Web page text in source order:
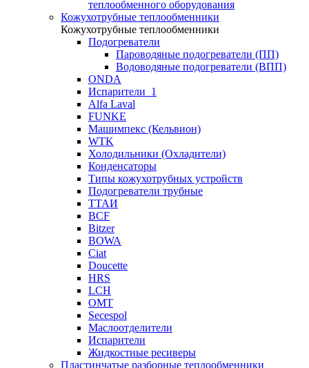
теплообменного оборудования
Кожухотрубные теплообменники
Кожухотрубные теплообменники
Подогреватели
Пароводяные подогреватели (ПП)
Водоводяные подогреватели (ВПП)
ONDA
Испарители_1
Alfa Laval
FUNKE
Машимпекс (Кельвион)
WTK
Холодильники (Охладители)
Конденсаторы
Типы кожухотрубных устройств
Подогреватели трубные
ТТАИ
BCF
Bitzer
BOWA
Ciat
Doucette
HRS
LCH
OMT
Secespol
Маслоотделители
Испарители
Жидкостные ресиверы
Пластинчатые разборные теплообменники